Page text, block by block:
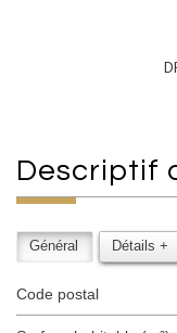
descriptif
Général Détails +
Code postal